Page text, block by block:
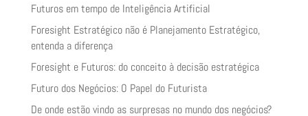
Futuros em tempo de Inteligência Artificial
Foresight Estratégico não é Planejamento Estratégico,
entenda a diferença
Foresight e Futuros: do conceito à decisão estratégica
Futuro dos Negócios: O Papel do Futurista
De onde estão vindo as surpresas no mundo dos negócios?